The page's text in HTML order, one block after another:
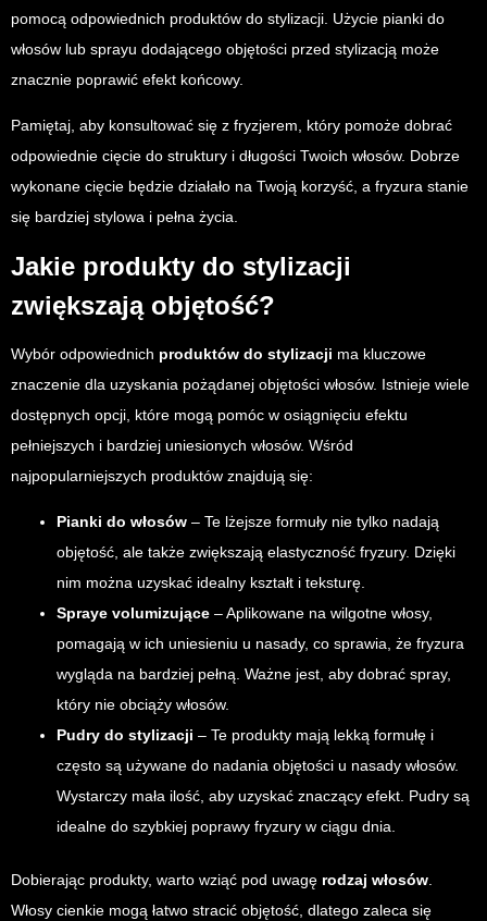
pomocą odpowiednich produktów do stylizacji. Użycie pianki do
włosów lub sprayu dodającego objętości przed stylizacją może
znacznie poprawić efekt końcowy.
Pamiętaj, aby konsultować się z fryzjerem, który pomoże dobrać
odpowiednie cięcie do struktury i długości Twoich włosów. Dobrze
wykonane cięcie będzie działało na Twoją korzyść, a fryzura stanie
się bardziej stylowa i pełna życia.
Jakie produkty do stylizacji
zwiększają objętość?
Wybór odpowiednich produktów do stylizacji ma kluczowe
znaczenie dla uzyskania pożądanej objętości włosów. Istnieje wiele
dostępnych opcji, które mogą pomóc w osiągnięciu efektu
pełniejszych i bardziej uniesionych włosów. Wśród
najpopularniejszych produktów znajdują się:
Pianki do włosów – Te lżejsze formuły nie tylko nadają
objętość, ale także zwiększają elastyczność fryzury. Dzięki
nim można uzyskać idealny kształt i teksturę.
Spraye volumizujące – Aplikowane na wilgotne włosy,
pomagają w ich uniesieniu u nasady, co sprawia, że fryzura
wygląda na bardziej pełną. Ważne jest, aby dobrać spray,
który nie obciąży włosów.
Pudry do stylizacji – Te produkty mają lekką formułę i
często są używane do nadania objętości u nasady włosów.
Wystarczy mała ilość, aby uzyskać znaczący efekt. Pudry są
idealne do szybkiej poprawy fryzury w ciągu dnia.
Dobierając produkty, warto wziąć pod uwagę rodzaj włosów
Włosy cienkie mogą łatwo stracić objętość, dlatego zaleca się